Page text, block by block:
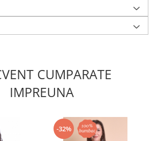
CUMPARATE
IMPREUNA
-32%